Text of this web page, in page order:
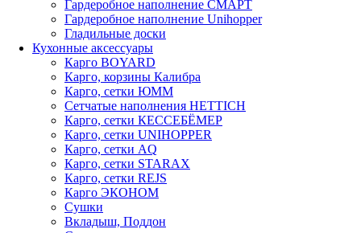
Гардеробное наполнение СМАРТ
Гардеробное наполнение Unihopper
Гладильные доски
Кухонные аксессуары
Карго BOYARD
Карго, корзины Калибра
Карго, сетки ЮММ
Сетчатые наполнения HETTICH
Карго, сетки КЕССЕБЁМЕР
Карго, сетки UNIHOPPER
Карго, сетки AQ
Карго, сетки STARAX
Карго, сетки REJS
Карго ЭКОНОМ
Сушки
Вкладыш, Поддон